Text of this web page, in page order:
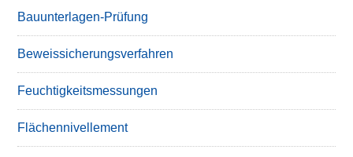
Bauunterlagen-Prüfung
Beweissicherungsverfahren
Feuchtigkeitsmessungen
Flächennivellement